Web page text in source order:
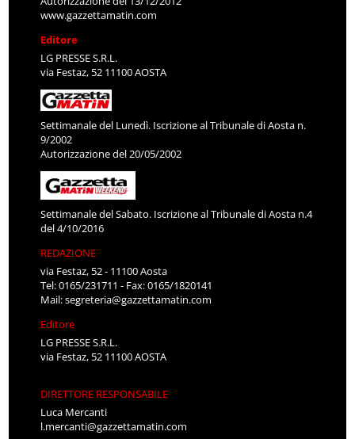
www.gazzettamatin.com
Editore
LG PRESSE S.R.L.
via Festaz, 52 11100 AOSTA
Settimanale del Lunedì. Iscrizione al Tribunale di Aosta n.
9/2002
Autorizzazione del 20/05/2002
Settimanale del Sabato. Iscrizione al Tribunale di Aosta n.4
del 4/10/2016
REDAZIONE
via Festaz, 52 - 11100 Aosta
Tel: 0165/231711 - Fax: 0165/1820141
Mail:segreteria@gazzettamatin.com
Editore
LG PRESSE S.R.L.
via Festaz, 52 11100 AOSTA
DIRETTORE RESPONSABILE
Luca Mercanti
l.mercanti@gazzettamatin.com